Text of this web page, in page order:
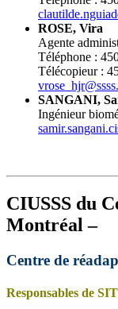
ROSE, Vira
Agente
Téléphone :
Télécopieur :
SANGANI,
Ingénieur
CIUSSS du
Montréal –
Centre de
Responsables de